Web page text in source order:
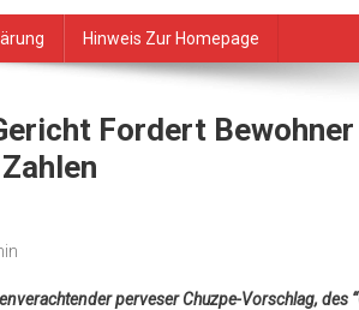
Hinweis Zur Homepage
Fordert
perveser Chuzpe-Vorschlag, des